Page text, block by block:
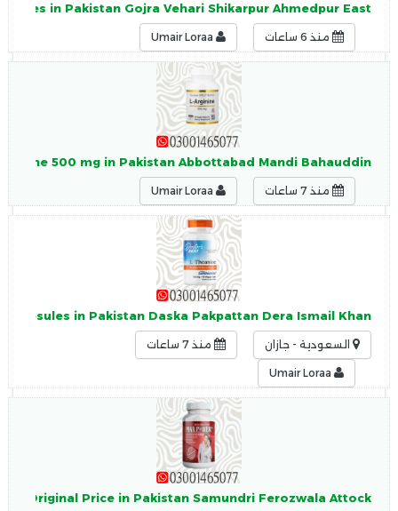
in Pakistan Gojra Vehari Shikarpur Ahmedpur East
منذ 6 ساعات
500 mg in Pakistan Abbottabad Mandi Bahauddin
منذ 7 ساعات
Capsules in Pakistan Daska Pakpattan Dera Ismail Khan
السعودية - جازان منذ 7 ساعات
Original Price in Pakistan Samundri Ferozwala Attock